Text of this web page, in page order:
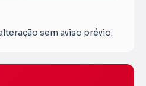
sem aviso prévio.